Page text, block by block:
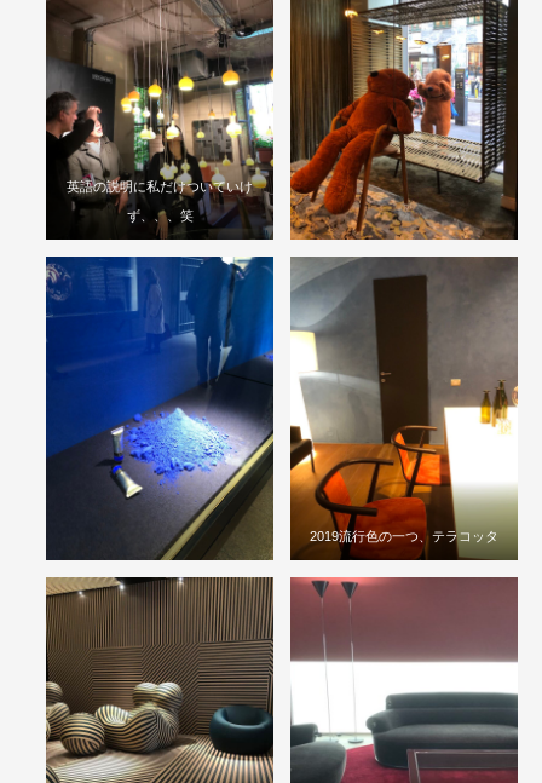
英語の説明に私だけついていけ
ず、、、笑
2019流行色の一つ、テラコッタ